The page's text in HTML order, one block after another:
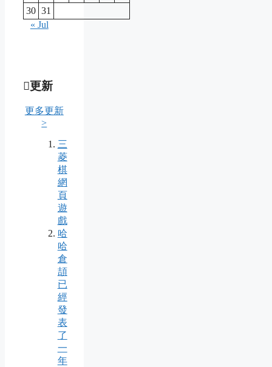
30 31
« Jul
更新
更多更新
>
三
菱
棋
網
頁
遊
戲
哈
哈
倉
頡
已
經
發
表
了
一
年